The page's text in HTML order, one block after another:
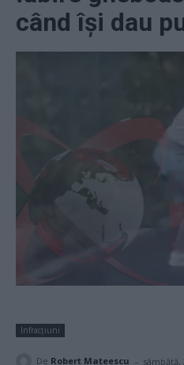
când își dau
Infracțiuni
De Robert Mateescu -